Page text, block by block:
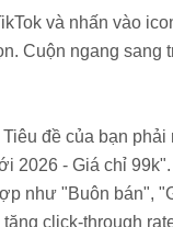
và nhấn vào
Cuộn ngang sang
Tiêu đề của bạn phải
2026 - Giá chỉ
như "Buôn bán",
click-through